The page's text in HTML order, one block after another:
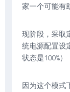
家一个可能有
现阶段，采取
统电源配置设
状态是100%）
因为这个模式